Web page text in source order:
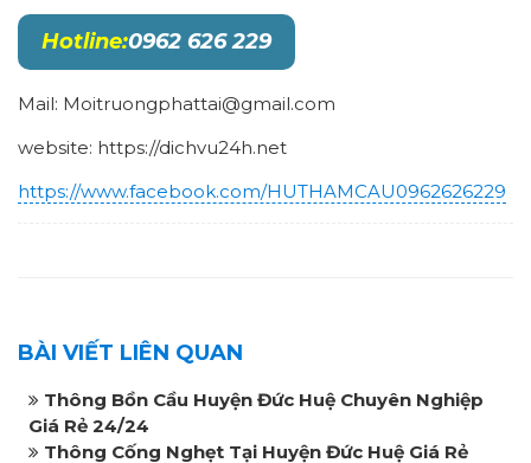
Hotline:0962 626 229
Mail: Moitruongphattai@gmail.com
website: https://dichvu24h.net
https://www.facebook.com/HUTHAMCAU0962626229
BÀI VIẾT LIÊN QUAN
Thông Bồn Cầu Huyện Đức Huệ Chuyên Nghiệp
Giá Rẻ 24/24
Thông Cống Nghẹt Tại Huyện Đức Huệ Giá Rẻ